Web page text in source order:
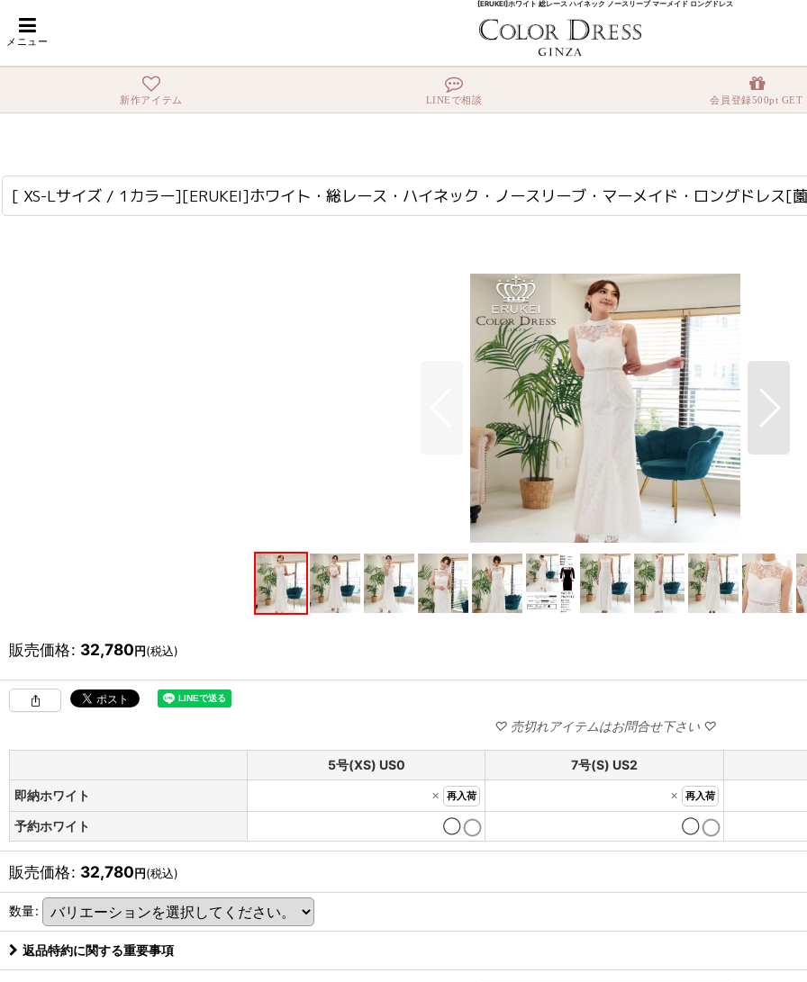
[ERUKEI]ホワイト 総レース ハイネック ノースリーブ マーメイド ロングドレス
メニュー
新作アイテム LINEで相談 会員登録500pt GET
ホーム [ XS-Lサイズ / 1カラー][ERUKEI]ホワイト・総レース・ハイネック・ノースリーブ・マーメイド・ロングドレス[薗田杏奈着用][送料無料]
[ XS-Lサイズ / 1カラー][ERUKEI]ホワイト・総レース・ハイネック・ノースリーブ・マーメイド・ロングドレス[
販売価格: 32,780円(税込)
5号(XS) US0
7号(S) US2
即納ホワイト
× 再入荷 × 再入荷
予約ホワイト ◯ ◯
販売価格: 32,780円(税込)
数量:
返品特約に関する重要事項